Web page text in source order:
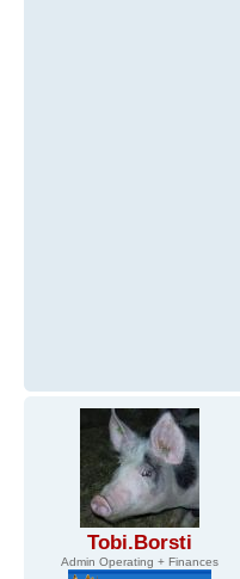
Tobi.Borsti
Admin Operating + Finances